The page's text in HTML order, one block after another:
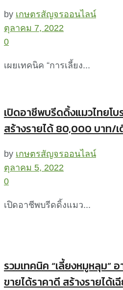
by เกษตรสัญจรออนไลน์
ตุลาคม 7, 2022
0
เผยเทคนิค “การเลี้ยง...
เปิดอาชีพบรีดดิ้งแมวไทยโ
สร้างรายได้ 80,000 บาท/
by เกษตรสัญจรออนไลน์
ตุลาคม 5, 2022
0
เปิดอาชีพบรีดดิ้งแมว...
รวมเทคนิค “เลี้ยงหมูหลุม”
ขายได้ราคาดี สร้างรายได้